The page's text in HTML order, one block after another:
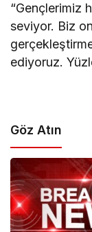
“Gençlerimiz
seviyor. Biz
ediyoruz.
Göz Atın